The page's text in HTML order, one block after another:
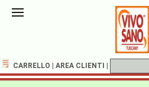
CARRELLO AREA CLIENTI